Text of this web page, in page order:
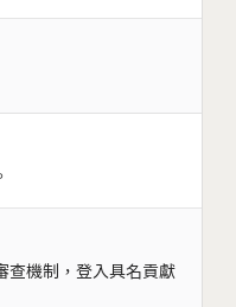
查機制，登入具名貢獻